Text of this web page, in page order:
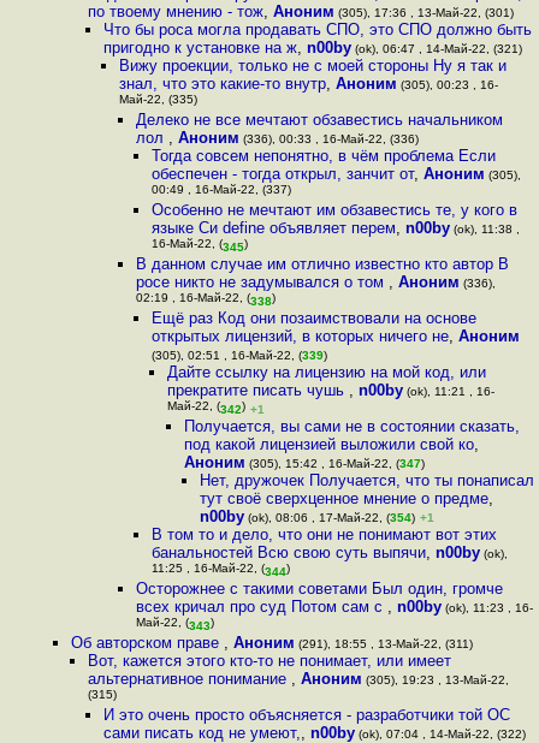
по твоему мнению - тож, Аноним (305), 17:36 , 13-Май-22, (301)
Что бы роса могла продавать СПО, это СПО должно быть
пригодно к установке на ж, n00by(ok), 06:47 , 14-Май-22, (321)
Вижу проекции, только не с моей стороны Ну я так и
знал, что это какие-то внутр,Аноним (305), 00:23 , 16-
Май-22, (335)
Делеко не все мечтают обзавестись начальником
лол , Аноним (336), 00:33 , 16-Май-22, (336)
Тогда совсем непонятно, в чём проблема Если
обеспечен - тогда открыл, занчит от, Аноним (305),
00:49 , 16-Май-22, (337)
Особенно не мечтают им обзавестись те, у кого в
языке Си define объявляет перем, n00by(ok), 11:38 ,
16-Май-22, (345)
В данном случае им отлично известно кто автор В
росе никто не задумывался о том , Аноним (336),
02:19 , 16-Май-22, (338)
Ещё раз Код они позаимствовали на основе
открытых лицензий, в которых ничего не, Аноним
(305), 02:51 , 16-Май-22, (339)
Дайте ссылку на лицензию на мой код, или
прекратите писать чушь ,n00by (ok), 11:21 , 16-
Май-22, (342) +1
Получается, вы сами не в состоянии сказать,
под какой лицензией выложили свой ко,
Аноним (305), 15:42 , 16-Май-22, (347)
Нет, дружочек Получается, что ты понаписал
тут своё сверхценное мнение о предме,
n00by(ok), 08:06 , 17-Май-22, (354) +1
В том то и дело, что они не понимают вот этих
банальностей Всю свою суть выпячи, n00by(ok),
11:25 , 16-Май-22, (344)
Осторожнее с такими советами Был один, громче
всех кричал про суд Потом сам с , n00by(ok), 11:23 , 16-
Май-22, (343)
Об авторском праве ,Аноним (291), 18:55 , 13-Май-22, (311)
Вот, кажется этого кто-то не понимает, или имеет
альтернативное понимание , Аноним (305), 19:23 , 13-Май-22,
(315)
И это очень просто объясняется - разработчики той ОС
сами писать код не умеют,, n00by(ok), 07:04 , 14-Май-22, (322)